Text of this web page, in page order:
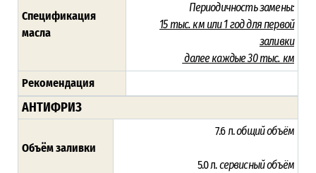
Спецификация
масла
Периодичность замены:
15 тыс. км или 1 год для первой
заливки
далее каждые 30 тыс. км
Рекомендация
АНТИФРИЗ
Объём заливки
7.6 л.общий объём
5.0 л.сервисный объём